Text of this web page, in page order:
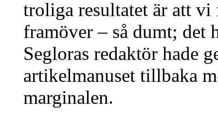
troliga resultatet är att vi
framöver – så dumt; det
Segloras redaktör hade
artikelmanuset tillbaka
marginalen.